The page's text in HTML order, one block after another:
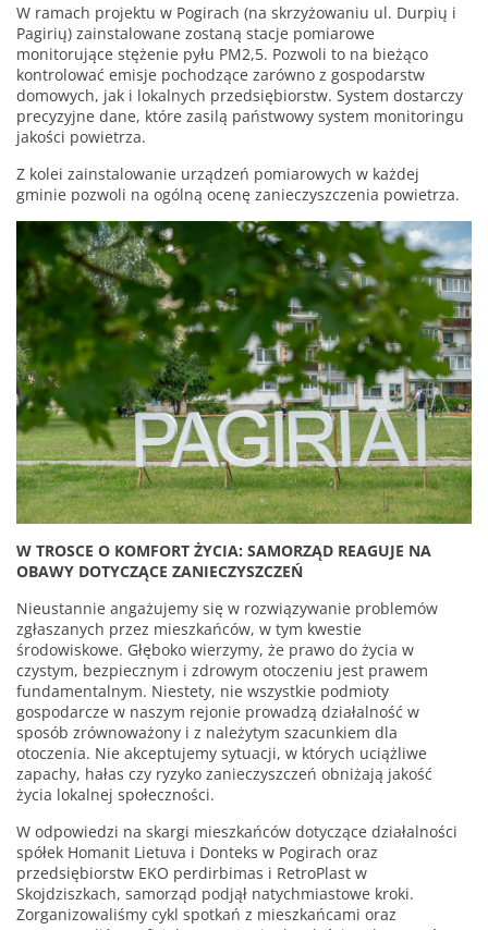
W ramach projektu w Pogirach (na skrzyżowaniu ul. Durpių i
Pagirių) zainstalowane zostaną stacje pomiarowe
monitorujące stężenie pyłu PM2,5. Pozwoli to na bieżąco
kontrolować emisje pochodzące zarówno z gospodarstw
domowych, jak i lokalnych przedsiębiorstw. System dostarczy
precyzyjne dane, które zasilą państwowy system monitoringu
jakości powietrza.
Z kolei zainstalowanie urządzeń pomiarowych w każdej
gminie pozwoli na ogólną ocenę zanieczyszczenia powietrza.
W TROSCE O KOMFORT ŻYCIA: SAMORZĄD REAGUJE NA
OBAWY DOTYCZĄCE ZANIECZYSZCZEŃ
Nieustannie angażujemy się w rozwiązywanie problemów
zgłaszanych przez mieszkańców, w tym kwestie
środowiskowe. Głęboko wierzymy, że prawo do życia w
czystym, bezpiecznym i zdrowym otoczeniu jest prawem
fundamentalnym. Niestety, nie wszystkie podmioty
gospodarcze w naszym rejonie prowadzą działalność w
sposób zrównoważony i z należytym szacunkiem dla
otoczenia. Nie akceptujemy sytuacji, w których uciążliwe
zapachy, hałas czy ryzyko zanieczyszczeń obniżają jakość
życia lokalnej społeczności.
W odpowiedzi na skargi mieszkańców dotyczące działalności
spółek Homanit Lietuva i Donteks w Pogirach oraz
przedsiębiorstw EKO perdirbimas i RetroPlast w
Skojdziszkach, samorząd podjął natychmiastowe kroki.
Zorganizowaliśmy cykl spotkań z mieszkańcami oraz